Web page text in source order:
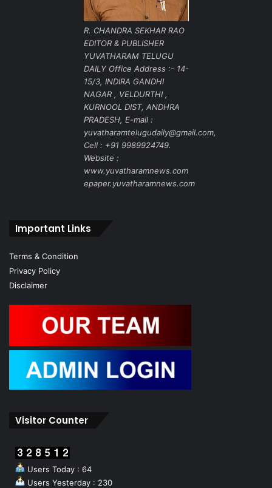
R. CHANDRA SEKHAR RAO
EDITOR & PUBLISHER
YUVATHARAM TELUGU
DAILY Office Address :- 14-
15/3, INDIRA GANDHI
NAGAR , VELDURTHI ,
KURNOOL DIST, ANDHRA
PRADESH, E-mail :
yuvatharamtelugudaily@gmail.com,
Cell : +91 9989924749.
Website :
www.yuvatharamnews.com
epaper.yuvatharamnews.com
Important Links
Terms & Condition
Privacy Policy
Disclaimer
Visitor Counter
Users Today : 64
Users Yesterday : 230